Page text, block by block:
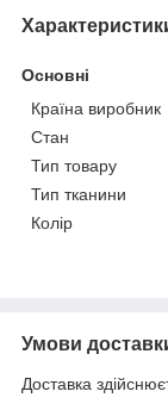
Основні
Країна виробник
Стан
Тип товару
Тип тканини
Колір
Умови
Доставка